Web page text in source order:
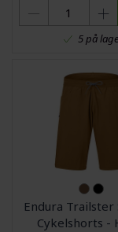
5 på
Endura Trailster
Cykelshorts -